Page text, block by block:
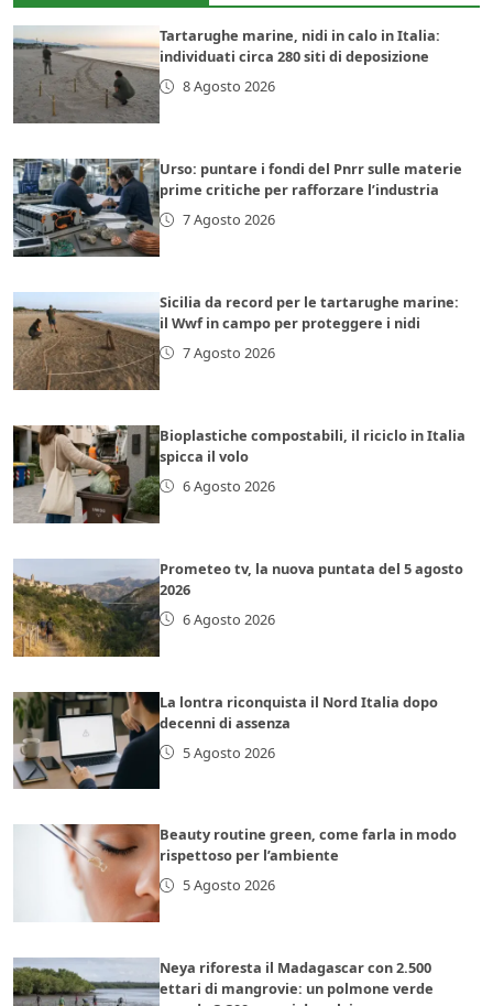
Tartarughe marine, nidi in calo in Italia:
individuati circa 280 siti di deposizione
8 Agosto 2026
Urso: puntare i fondi del Pnrr sulle materie
prime critiche per rafforzare l’industria
7 Agosto 2026
Sicilia da record per le tartarughe marine:
il Wwf in campo per proteggere i nidi
7 Agosto 2026
Bioplastiche compostabili, il riciclo in Italia
spicca il volo
6 Agosto 2026
Prometeo tv, la nuova puntata del 5 agosto
2026
6 Agosto 2026
La lontra riconquista il Nord Italia dopo
decenni di assenza
5 Agosto 2026
Beauty routine green, come farla in modo
rispettoso per l’ambiente
5 Agosto 2026
Neya riforesta il Madagascar con 2.500
ettari di mangrovie: un polmone verde